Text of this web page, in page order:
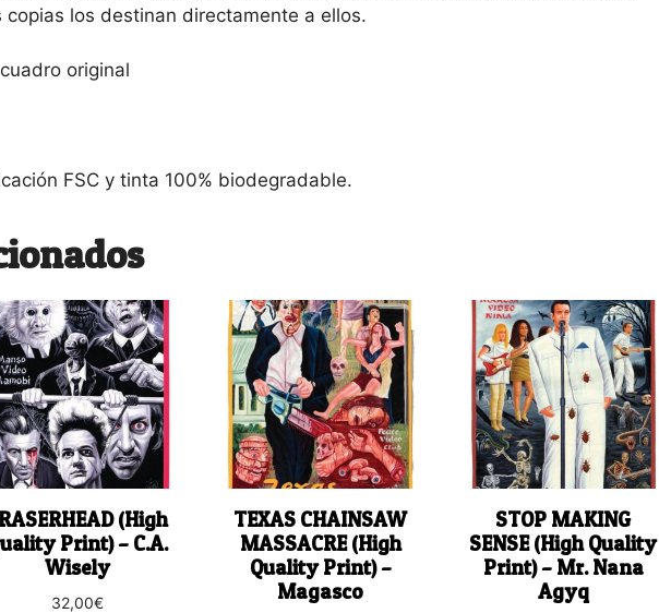
los destinan directamente a ellos.
original
FSC y tinta 100% biodegradable.
(High
Print) – C.A.
Wisely
32,00€
TEXAS CHAINSAW
MASSACRE (High
Quality Print) –
Magasco
STOP MAKING
SENSE (High Quality
Print) – Mr. Nana
Agyq